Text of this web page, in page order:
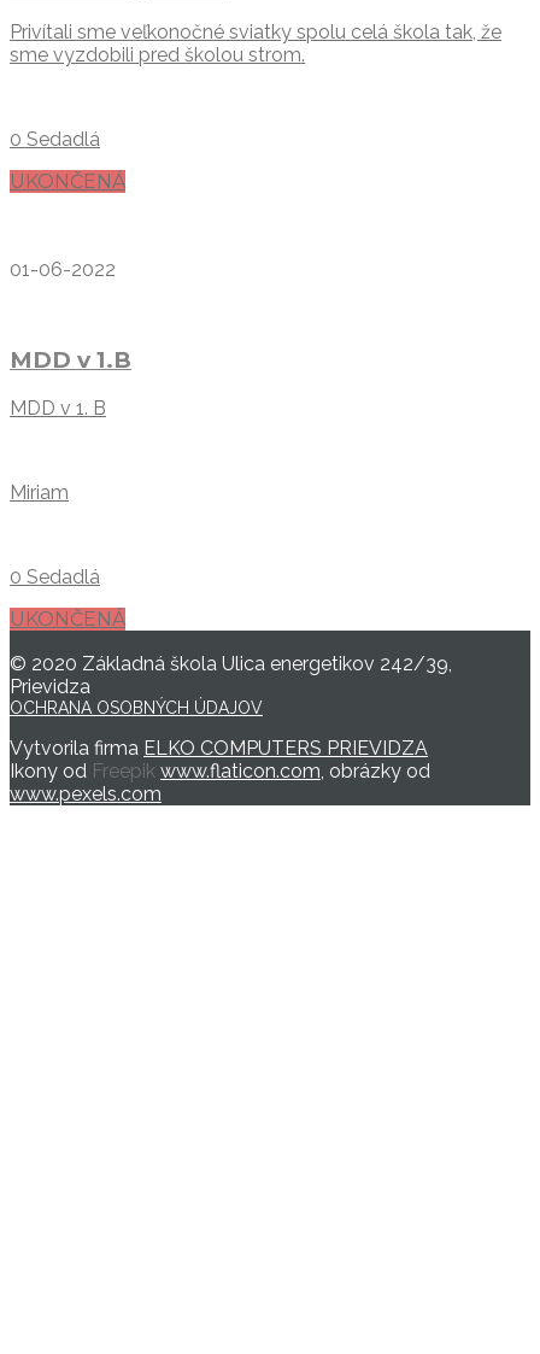
Privítali sme veľkonočné sviatky spolu celá škola tak, že
sme vyzdobili pred školou strom.
0 Sedadlá
UKONČENÁ
01-06-2022
MDD v 1.B
MDD v 1. B
Miriam
0 Sedadlá
UKONČENÁ
© 2020 Základná škola Ulica energetikov 242/39,
Prievidza
OCHRANA OSOBNÝCH ÚDAJOV
Vytvorila firma ELKO COMPUTERS PRIEVIDZA
Ikony od Freepik www.flaticon.com , obrázky od
www.pexels.com